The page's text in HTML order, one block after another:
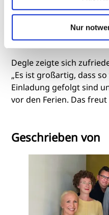
Nur
Stadtteil Jena Paradies
wurde der Tag noch
Freiluftbar begossen.
Degle zeigte sich
„Es ist großartig, dass
Einladung gefolgt sind
vor den Ferien. Das freut
Geschrieben von